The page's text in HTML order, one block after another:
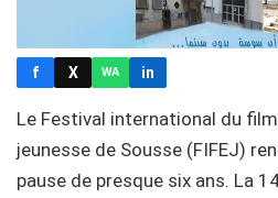
f X WA in
Le Festival international du
jeunesse de Sousse (FIFEJ)
pause de presque six ans. La